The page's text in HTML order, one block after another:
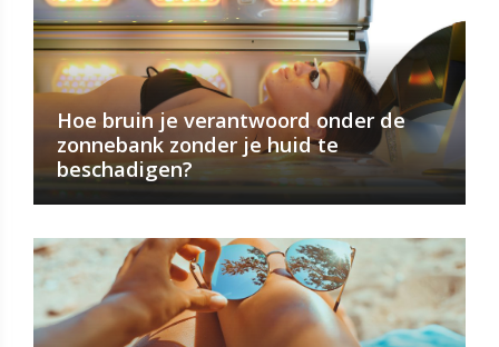
Hoe bruin je verantwoord onder de
zonnebank zonder je huid te
beschadigen?